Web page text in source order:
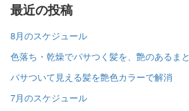
最近の投稿
8月のスケジュール
色落ち・乾燥でパサつく髪を、艶のあるま
パサついて見える髪を艶色カラーで解消
7月のスケジュール